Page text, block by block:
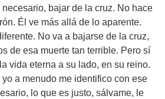
necesario, bajar de la cruz. No hace
Él ve más allá de lo aparente.
No va a bajarse de la cruz,
de esa muerte tan terrible. Pero sí
vida eterna a su lado, en su reino.
a menudo me identifico con ese
lo que es justo, sálvame, le